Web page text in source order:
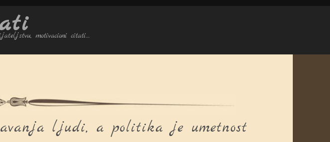
motivacioni citati…
ljudi, a politika je umetnost